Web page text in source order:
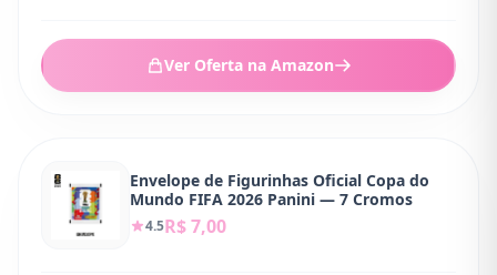
Ver Oferta na Amazon
Envelope de Figurinhas Oficial Copa do
Mundo FIFA 2026 Panini — 7 Cromos
4.5R$ 7,00